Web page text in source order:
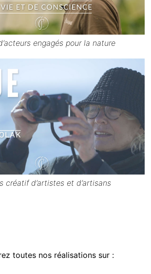
engagés pour la nature
créatif d’artistes et d’artisans
toutes nos réalisations sur :